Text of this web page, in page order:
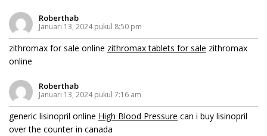
Roberthab
Januari 13, 2024 pukul 8:50 pm
zithromax for sale online zithromax tablets for sale zithromax
online
Roberthab
Januari 13, 2024 pukul 7:16 am
generic lisinopril online High Blood Pressure can i buy lisinopril
over the counter in canada